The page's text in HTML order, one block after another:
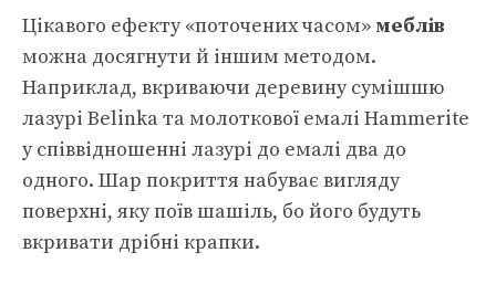
Цікавого ефекту «поточених часом» меблів
можна досягнути й іншим методом.
Наприклад, вкриваючи деревину сумішшю
лазурі Belinka та молоткової емалі Hammerite
у співвідношенні лазурі до емалі два до
одного. Шар покриття набуває вигляду
поверхні, яку поїв шашіль, бо його будуть
вкривати дрібні крапки.